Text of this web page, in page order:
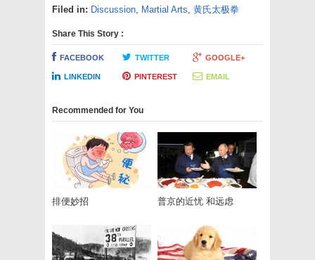
Filed in: Discussion, Martial Arts, 黄氏太极拳
Share This Story :
FACEBOOK TWITTER GOOGLE+
LINKEDIN PINTEREST EMAIL
Recommended for You
排便妙招 普京的近忧 和远虑